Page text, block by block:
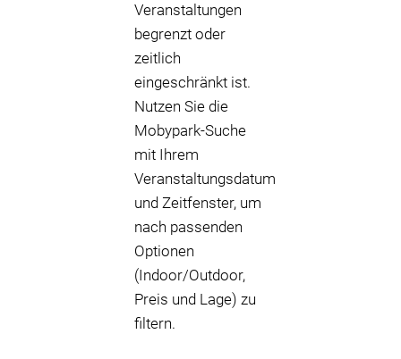
Veranstaltungen
begrenzt oder
zeitlich
eingeschränkt ist.
Nutzen Sie die
Mobypark-Suche
mit Ihrem
Veranstaltungsdatum
und Zeitfenster, um
nach passenden
Optionen
(Indoor/Outdoor,
Preis und Lage) zu
filtern.